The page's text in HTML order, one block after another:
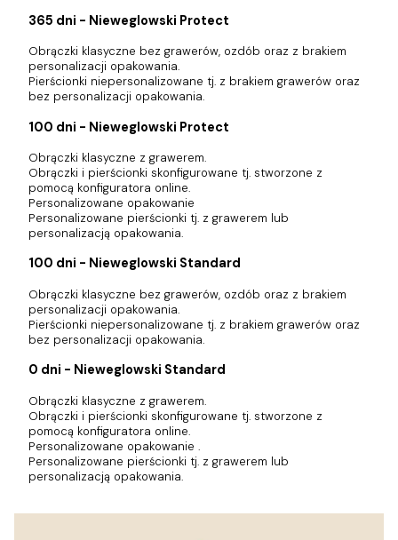
365 dni - Nieweglowski Protect
Obrączki klasyczne bez grawerów, ozdób oraz z brakiem
personalizacji opakowania.
Pierścionki niepersonalizowane tj. z brakiem grawerów oraz
bez personalizacji opakowania.
100 dni - Nieweglowski Protect
Obrączki klasyczne z grawerem.
Obrączki i pierścionki skonfigurowane tj. stworzone z
pomocą konfiguratora online.
Personalizowane opakowanie
Personalizowane pierścionki tj. z grawerem lub
personalizacją opakowania.
100 dni - Nieweglowski Standard
Obrączki klasyczne bez grawerów, ozdób oraz z brakiem
personalizacji opakowania.
Pierścionki niepersonalizowane tj. z brakiem grawerów oraz
bez personalizacji opakowania.
0 dni - Nieweglowski Standard
Obrączki klasyczne z grawerem.
Obrączki i pierścionki skonfigurowane tj. stworzone z
pomocą konfiguratora online.
Personalizowane opakowanie .
Personalizowane pierścionki tj. z grawerem lub
personalizacją opakowania.